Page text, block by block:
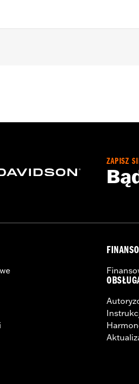
www.h-d.com/
of model-specific Wheel
ZAPISZ